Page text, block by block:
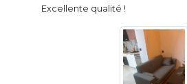
Excellente qualité !